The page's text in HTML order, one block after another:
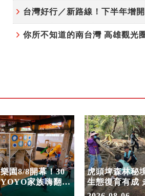
你所不知道的南台灣 高雄觀光
園8/8開幕！30
家族嗨翻暑
虎頭埤森林秘
生態復育有成
室